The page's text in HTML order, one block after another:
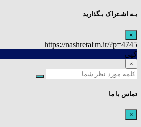
بـه اشـتراک بـگذارید
×
https://nashretalim.ir/?p=4745
کپی
×
تماس با ما
×